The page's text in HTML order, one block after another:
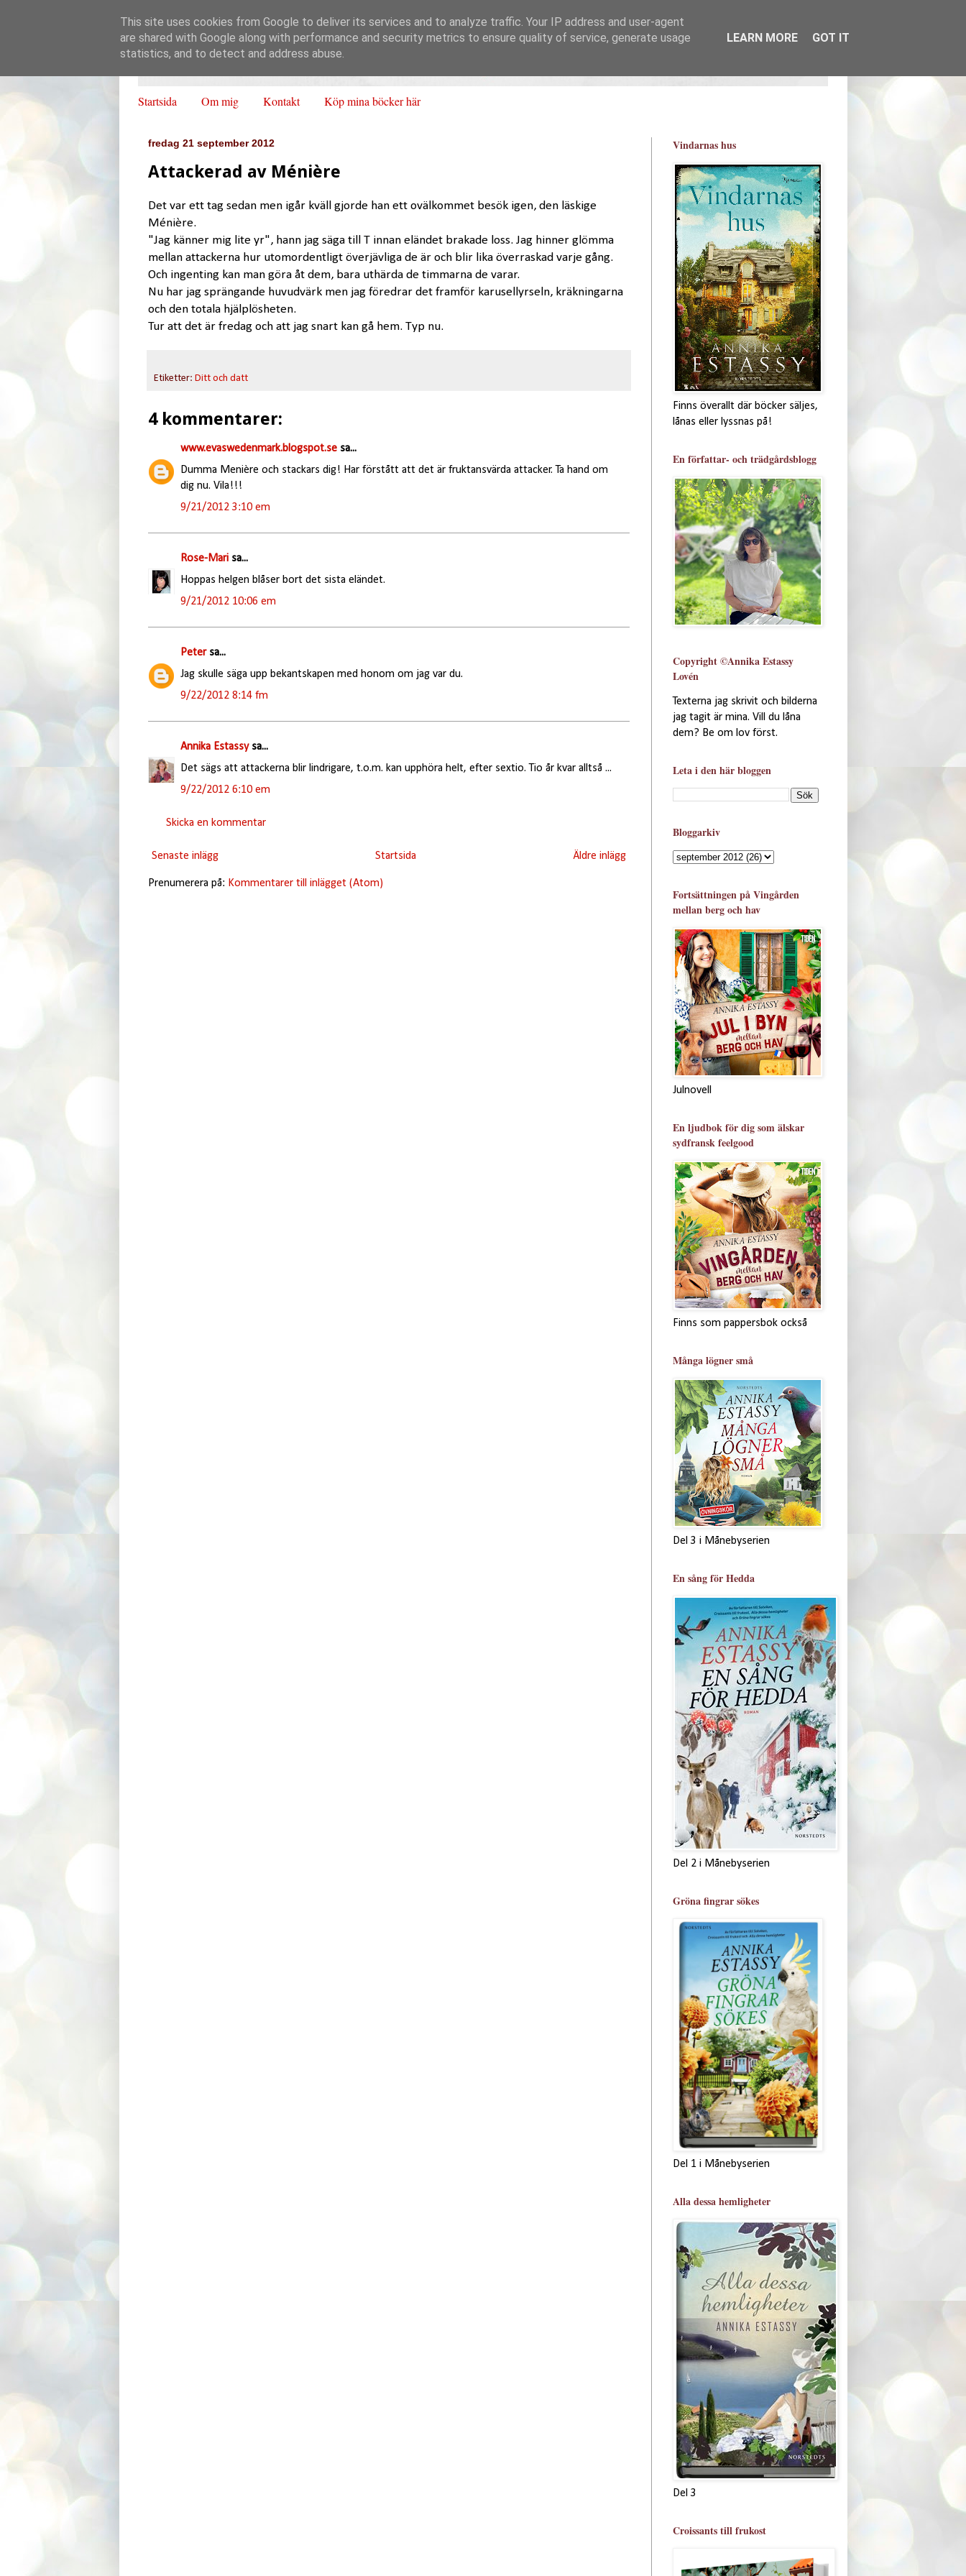
Startsida Om mig Kontakt Köp mina böcker här
fredag 21 september 2012
Attackerad av Ménière
Det var ett tag sedan men igår kväll gjorde han ett ovälkommet besök igen, den läskige
Ménière.
"Jag känner mig lite yr", hann jag säga till T innan eländet brakade loss. Jag hinner glömma
mellan attackerna hur utomordentligt överjävliga de är och blir lika överraskad varje gång.
Och ingenting kan man göra åt dem, bara uthärda de timmarna de varar.
Nu har jag sprängande huvudvärk men jag föredrar det framför karusellyrseln, kräkningarna
och den totala hjälplösheten.
Tur att det är fredag och att jag snart kan gå hem. Typ nu.
Etiketter: Ditt och datt
4 kommentarer:
www.evaswedenmark.blogspot.sesa...
Dumma Menière och stackars dig! Har förstått att det är fruktansvärda attacker. Ta hand om
dig nu. Vila!!!
9/21/2012 3:10 em
Rose-Marisa...
Hoppas helgen blåser bort det sista eländet.
9/21/2012 10:06 em
Petersa...
Jag skulle säga upp bekantskapen med honom om jag var du.
9/22/2012 8:14 fm
Annika Estassysa...
Det sägs att attackerna blir lindrigare, t.o.m. kan upphöra helt, efter sextio. Tio år kvar alltså ...
9/22/2012 6:10 em
Skicka en kommentar
Senaste inlägg Äldre inlägg
Startsida
Prenumerera på: Kommentarer till inlägget (Atom)
Vindarnas hus
Finns överallt där böcker säljes,
lånas eller lyssnas på!
En författar- och trädgårdsblogg
Copyright ©Annika Estassy
Lovén
Texterna jag skrivit och bilderna
jag tagit är mina. Vill du låna
dem? Be om lov först.
Leta i den här bloggen
Bloggarkiv
Fortsättningen på Vingården
mellan berg och hav
Julnovell
En ljudbok för dig som älskar
sydfransk feelgood
Finns som pappersbok också
Många lögner små
Del 3 i Månebyserien
En sång för Hedda
Del 2 i Månebyserien
Gröna fingrar sökes
Del 1 i Månebyserien
Alla dessa hemligheter
Del 3
Croissants till frukost
This site uses cookies from Google to deliver its services and to analyze traffic. Your IP address and user-agent
are shared with Google along with performance and security metrics to ensure quality of service, generate usage
statistics, and to detect and address abuse.
LEARN MORE GOT IT